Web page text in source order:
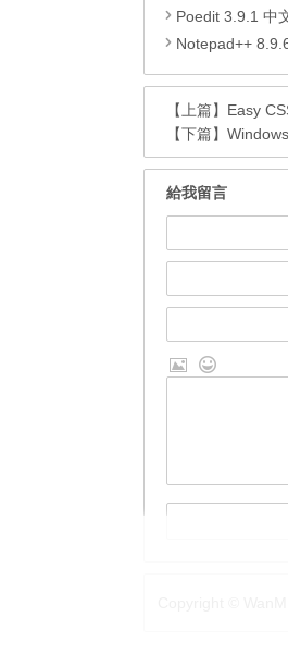
Poedit 3.9.1 中
Notepad++
【上篇】 Easy
【下篇】
給我留言
Copyright ©